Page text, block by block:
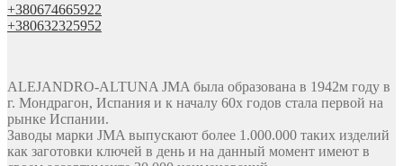
+380674665922
+380632325952
ALEJANDRO-ALTUNA JMA была образована в 1942м году в
г. Мондрагон, Испания и к началу 60х годов стала первой на
рынке Испании.
Заводы марки JMA выпускают более 1.000.000 таких изделий
как заготовки ключей в день и на данный момент имеют в